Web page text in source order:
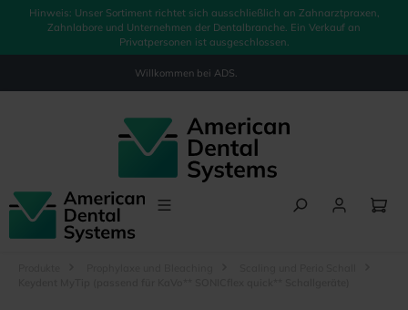
springen
Hinweis: Unser Sortiment richtet sich ausschließlich an Zahnarztpraxen,
Zahnlabore und Unternehmen der Dentalbranche. Ein Verkauf an
Privatpersonen ist ausgeschlossen.
Willkommen bei ADS.